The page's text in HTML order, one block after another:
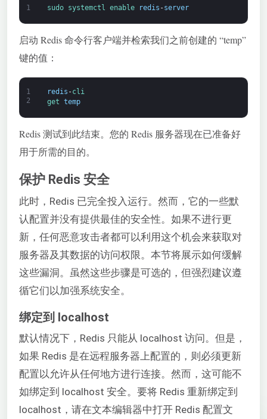
1 sudo systemctl enable redis -server
启动 Redis 命令行客户端并检索我们之前创建的 “temp”
键的值：
1
2
redis -cli
get temp
Redis 测试到此结束。您的 Redis 服务器现在已准备好
用于所需的目的。
保护 Redis 安全
此时，Redis 已完全投入运行。然而，它的一些默
认配置并没有提供最佳的安全性。如果不进行更
新，任何恶意攻击者都可以利用这个机会来获取对
服务器及其数据的访问权限。本节将展示如何缓解
这些漏洞。虽然这些步骤是可选的，但强烈建议遵
循它们以加强系统安全。
绑定到 localhost
默认情况下，Redis 只能从 localhost 访问。但是，
如果 Redis 是在远程服务器上配置的，则必须更新
配置以允许从任何地方进行连接。然而，这可能不
如绑定到 localhost 安全。要将 Redis 重新绑定到
localhost，请在文本编辑器中打开 Redis 配置文